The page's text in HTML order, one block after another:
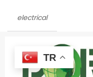
electrical